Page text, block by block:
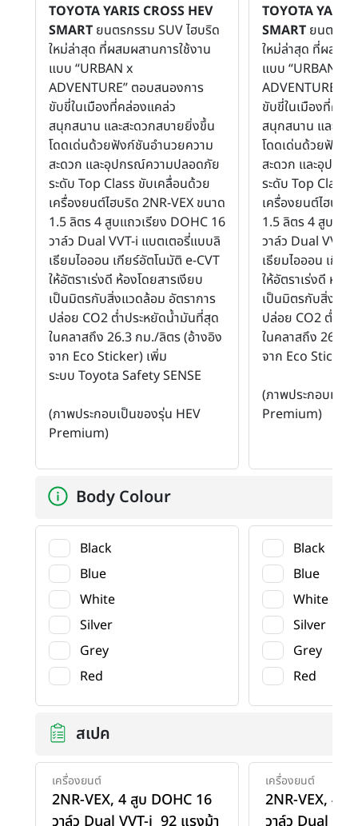
TOYOTA YARIS CROSS HEV
SMART ยนตรกรรม SUV ไฮบริด
ใหม่ล่าสุด ที่ผสมผสานการใช้งาน
แบบ “URBAN x
ADVENTURE” ตอบสนองการ
ขับขี่ในเมืองที่คล่องแคล่ว
สนุกสนาน และสะดวกสบายยิ่งขึ้น
โดดเด่นด้วยฟังก์ชันอำนวยความ
สะดวก และอุปกรณ์ความปลอดภัย
ระดับ Top Class ขับเคลื่อนด้วย
เครื่องยนต์ไฮบริด 2NR-VEX ขนาด
1.5 ลิตร 4 สูบแถวเรียง DOHC 16
วาล์ว Dual VVT-i แบตเตอรี่แบบลิ
เธียมไอออน เกียร์อัตโนมัติ e-CVT
ให้อัตราเร่งดี ห้องโดยสารเงียบ
เป็นมิตรกับสิ่งแวดล้อม อัตราการ
ปล่อย CO2 ต่ำประหยัดน้ำมันที่สุด
ในคลาสถึง 26.3 กม./ลิตร (อ้างอิง
จาก Eco Sticker) เพิ่ม
ระบบ Toyota Safety SENSE
(ภาพประกอบเป็นของรุ่น HEV
Premium)
TOYOTA YARIS
SMART ยนตรกร
ใหม่ล่าสุด ที่ผสมผ
แบบ “URBAN x
ADVENTURE”
ขับขี่ในเมืองที่คล่อ
สนุกสนาน และสะ
โดดเด่นด้วยฟังก์
สะดวก และอุปก
ระดับ Top Class
เครื่องยนต์ไฮบริด
1.5 ลิตร 4 สูบแถ
วาล์ว Dual VVT-
เธียมไอออน เกีย
ให้อัตราเร่งดี ห้อง
เป็นมิตรกับสิ่งแว
ปล่อย CO2 ต่ำป
ในคลาสถึง 26.3
จาก Eco Sticker)
(ภาพประกอบเป็น
Premium)
Body Colour
Black
Blue
White
Silver
Grey
Red
Black
Blue
White
Silver
Grey
Red
สเปค
เครื่องยนต์
2NR-VEX, 4 สูบ DOHC 16
วาล์ว Dual VVT-i 92 แรงม้า
เครื่องยนต์
2NR-VEX, 4
วาล์ว Dual